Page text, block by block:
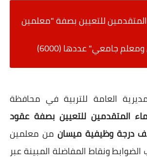
للتعيين بصفة "معلمين
جامعي" عددها (6000)
العامة للتربية في محافظة
المتقدمين للتعيين بصفة عقود
من معلمين
ونقاط المفاضلة المبينة عبر